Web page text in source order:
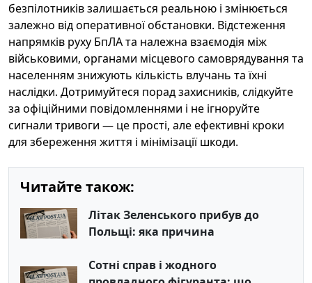
безпілотників залишається реальною і змінюється
залежно від оперативної обстановки. Відстеження
напрямків руху БпЛА та належна взаємодія між
військовими, органами місцевого самоврядування та
населенням знижують кількість влучань та їхні
наслідки. Дотримуйтеся порад захисників, слідкуйте
за офіційними повідомленнями і не ігноруйте
сигнали тривоги — це прості, але ефективні кроки
для збереження життя і мінімізації шкоди.
Читайте також:
Літак Зеленського прибув до
Польщі: яка причина
Сотні справ і жодного